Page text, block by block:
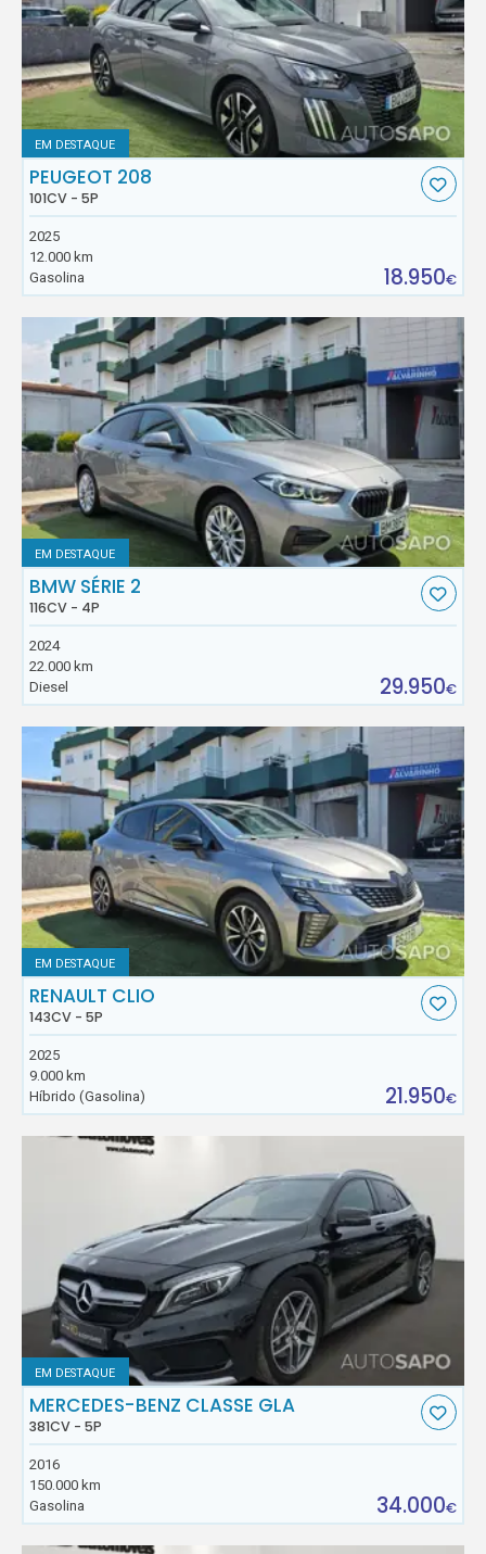
EM DESTAQUE
PEUGEOT 208
101CV - 5P
2025
12.000 km
Gasolina
18.950€
EM DESTAQUE
BMW SÉRIE 2
116CV - 4P
2024
22.000 km
Diesel
29.950€
EM DESTAQUE
RENAULT CLIO
143CV - 5P
2025
9.000 km
Híbrido (Gasolina)
21.950€
EM DESTAQUE
MERCEDES-BENZ CLASSE GLA
381CV - 5P
2016
150.000 km
Gasolina
34.000€